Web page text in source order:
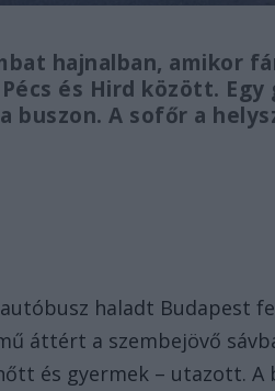
hajnalban, amikor
és Hird között. Egy
buszon. A sofőr a
haladt Budapest
áttért a szembejövő
és gyermek – utazott. A